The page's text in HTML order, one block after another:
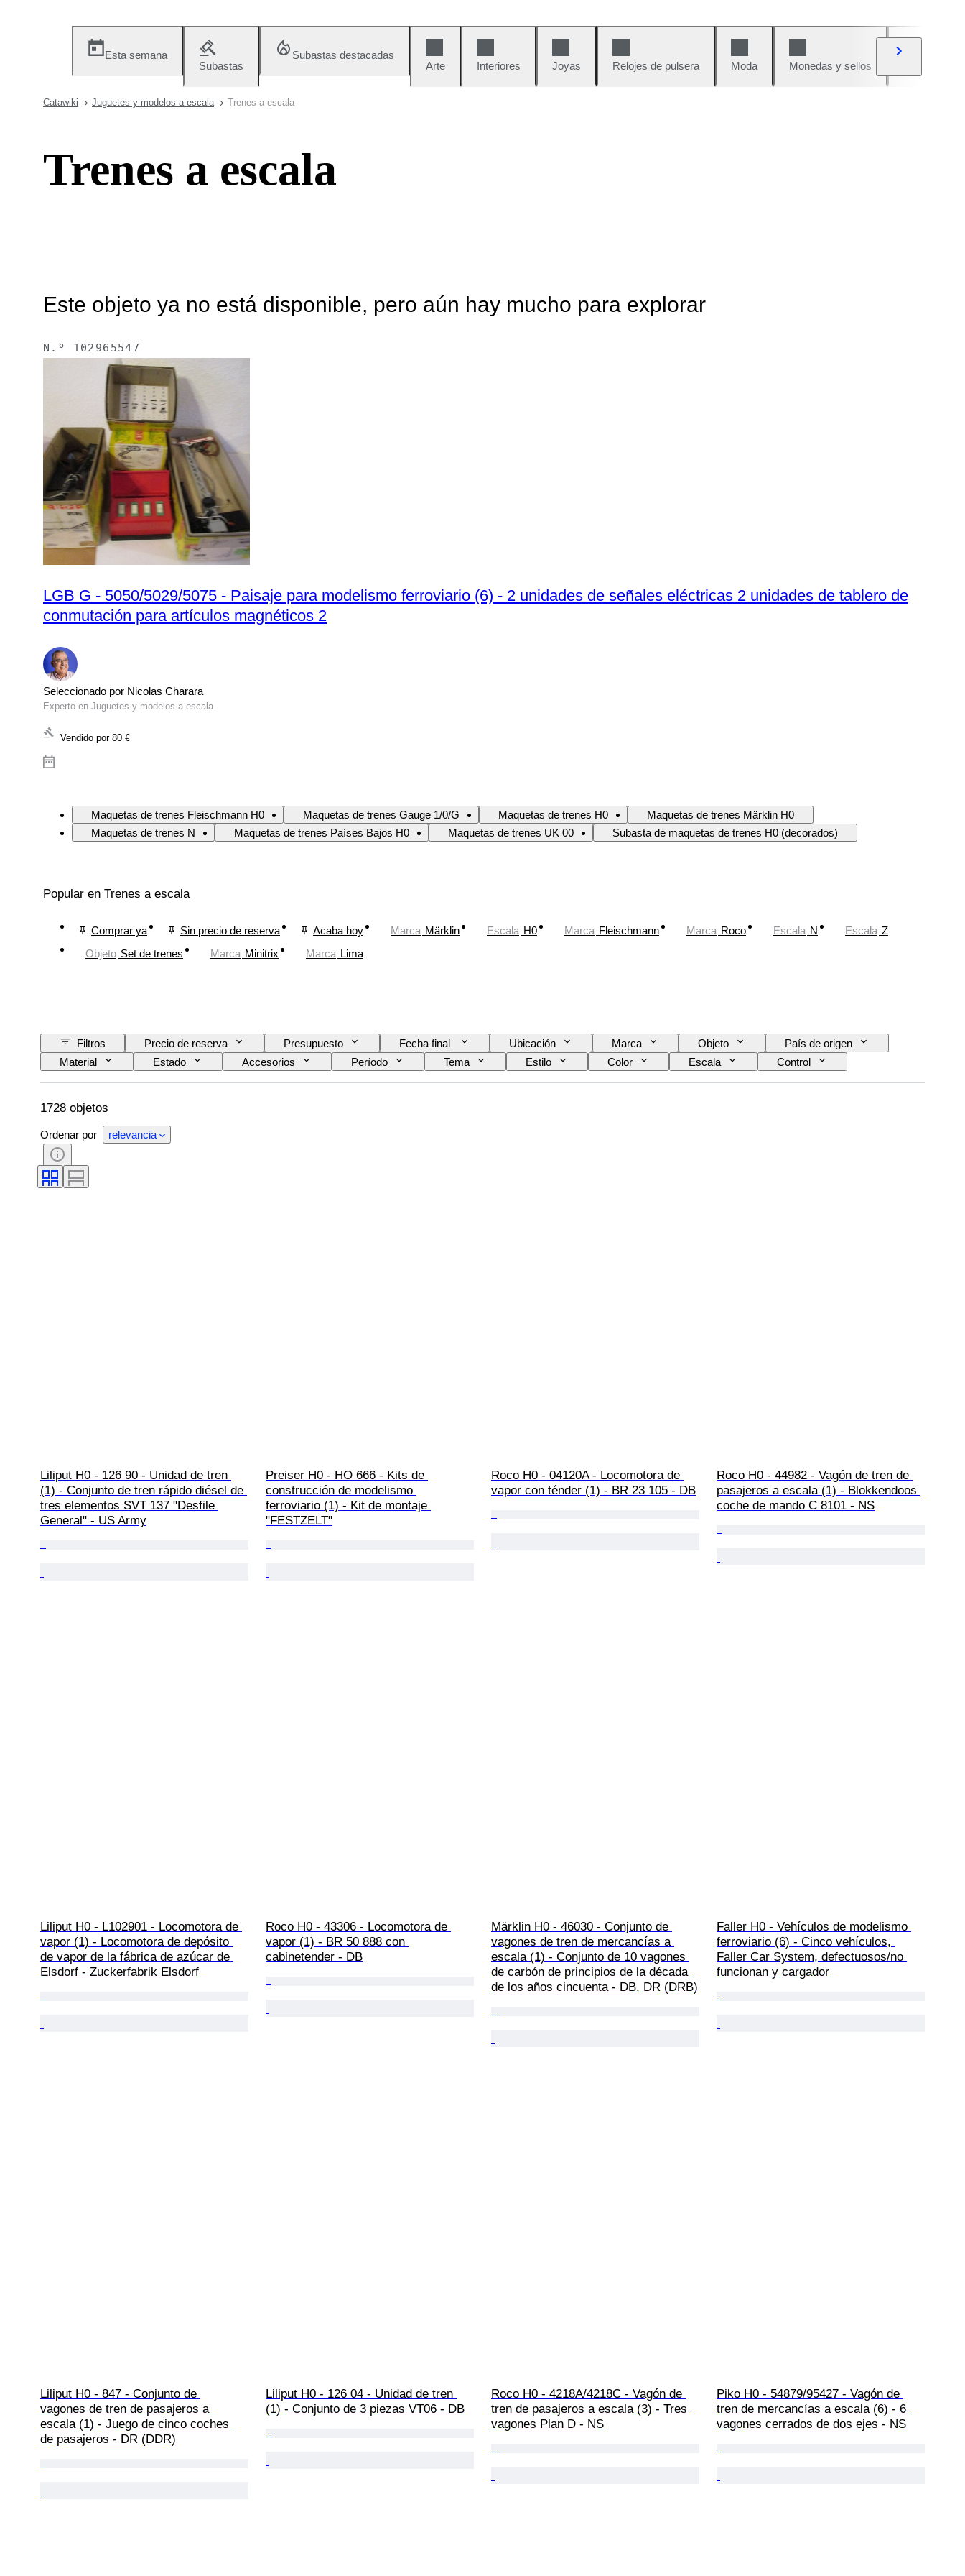
Esta semana
Subastas
Subastas destacadas
Arte
Interiores Joyas Relojes de pulsera Moda Monedas y sellos
Catawiki Juguetes y modelos a escala Trenes a escala
Trenes a escala
Este objeto ya no está disponible, pero aún hay mucho para explorar
N.º 102965547
LGB G - 5050/5029/5075 - Paisaje para modelismo ferroviario (6) - 2 unidades de señales eléctricas 2 unidades de tablero de
conmutación para artículos magnéticos 2
Seleccionado por Nicolas Charara
Experto en Juguetes y modelos a escala
Vendido por 80 €
Maquetas de trenes Fleischmann H0 Maquetas de trenes Gauge 1/0/G Maquetas de trenes H0
Maquetas de trenes Märklin H0
Maquetas de trenes N
Maquetas de trenes Países Bajos H0 Maquetas de trenes UK 00 Subasta de maquetas de trenes H0 (decorados)
Popular en Trenes a escala
Comprar ya Sin precio de reserva Acaba hoy Marca Märklin Escala H0 Marca Fleischmann Marca Roco Escala N Escala Z
Objeto Set de trenes Marca Minitrix Marca Lima
Filtros Precio de reserva Presupuesto Fecha final Ubicación Marca Objeto
País de origen
Material
Estado Accesorios Período Tema Estilo Color Escala
Control
Fuente de alimentación
Empresa ferroviaria Era Original / réplica
1728 objetos
Ordenar por relevancia
Liliput H0 - 126 90 - Unidad de tren
(1) - Conjunto de tren rápido diésel de
tres elementos SVT 137 "Desfile
General" - US Army
Preiser H0 - HO 666 - Kits de
construcción de modelismo
ferroviario (1) - Kit de montaje
"FESTZELT"
Roco H0 - 04120A - Locomotora de
vapor con ténder (1) - BR 23 105 - DB
Roco H0 - 44982 - Vagón de tren de
pasajeros a escala (1) - Blokkendoos
coche de mando C 8101 - NS
Liliput H0 - L102901 - Locomotora de
vapor (1) - Locomotora de depósito
de vapor de la fábrica de azúcar de
Elsdorf - Zuckerfabrik Elsdorf
Roco H0 - 43306 - Locomotora de
vapor (1) - BR 50 888 con
cabinetender - DB
Märklin H0 - 46030 - Conjunto de
vagones de tren de mercancías a
escala (1) - Conjunto de 10 vagones
de carbón de principios de la década
de los años cincuenta - DB, DR (DRB)
Faller H0 - Vehículos de modelismo
ferroviario (6) - Cinco vehículos,
Faller Car System, defectuosos/no
funcionan y cargador
Liliput H0 - 847 - Conjunto de
vagones de tren de pasajeros a
escala (1) - Juego de cinco coches
de pasajeros - DR (DDR)
Liliput H0 - 126 04 - Unidad de tren
(1) - Conjunto de 3 piezas VT06 - DB
Roco H0 - 4218A/4218C - Vagón de
tren de pasajeros a escala (3) - Tres
vagones Plan D - NS
Piko H0 - 54879/95427 - Vagón de
tren de mercancías a escala (6) - 6
vagones cerrados de dos ejes - NS